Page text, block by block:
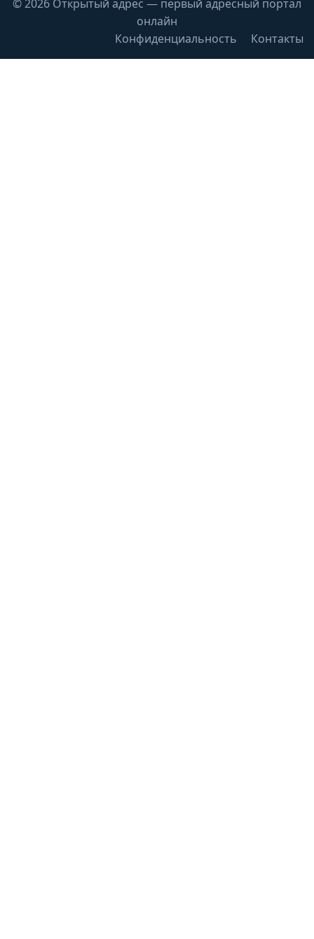
© 2026 Открытый адрес — первый адресный портал
онлайн
Конфиденциальность
Контакты